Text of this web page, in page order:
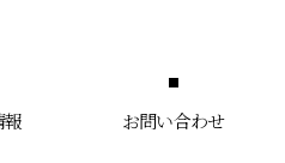
報 お問い合わせ